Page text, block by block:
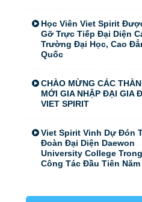
Học Viên Viet Spirit
Gỡ Trực Tiếp Đại Diện
Trường Đại Học, Cao
Quốc
CHÀO MỪNG CÁC
MỚI GIA NHẬP ĐẠI GIA
VIET SPIRIT
Viet Spirit Vinh Dự Đón
Đoàn Đại Diện Daewon
University College
Công Tác Đầu Tiên Năm